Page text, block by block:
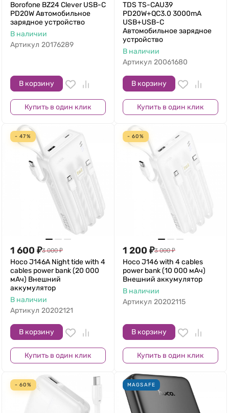
Borofone BZ24 Clever USB-С
PD20W Автомобильное
зарядное устройство
В наличии
Артикул 20176289
В корзину
Купить в один клик
TDS TS-CAU39
PD20W+QC3.0 3000mA
USB+USB-C
Автомобильное зарядное
устройство
В наличии
Артикул 20061680
В корзину
Купить в один клик
- 47%
1 600 ₽3 000 ₽
Hoco J146A Night tide with 4
cables power bank (20 000
мАч) Внешний
аккумулятор
В наличии
Артикул 20202121
В корзину
Купить в один клик
- 60%
1 200 ₽3 000 ₽
Hoco J146 with 4 cables
power bank (10 000 мАч)
Внешний аккумулятор
В наличии
Артикул 20202115
В корзину
Купить в один клик
- 60% MAGSAFE